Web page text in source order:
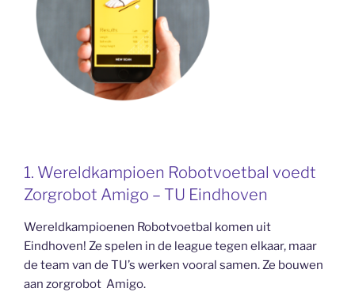
1. Wereldkampioen Robotvoetbal voedt
Zorgrobot Amigo – TU Eindhoven
Wereldkampioenen Robotvoetbal komen uit
Eindhoven! Ze spelen in de league tegen elkaar, maar
de team van de TU’s werken vooral samen. Ze bouwen
aan zorgrobot Amigo.